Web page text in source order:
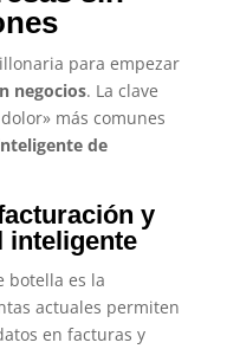
para empezar
negocios. La clave
más comunes
de
y
inteligente
botella es la
actuales permiten
en facturas y